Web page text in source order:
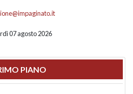
07 agosto 2026
PIANO